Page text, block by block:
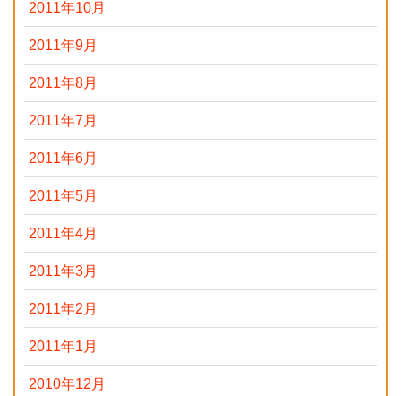
2011年10月
2011年9月
2011年8月
2011年7月
2011年6月
2011年5月
2011年4月
2011年3月
2011年2月
2011年1月
2010年12月